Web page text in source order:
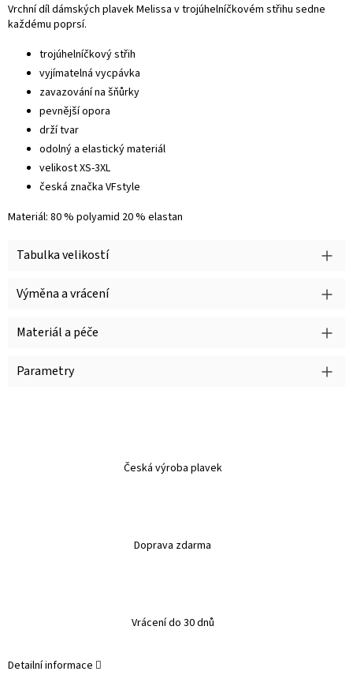
Tabulka velikostí
Výměna a vrácení
Materiál a péče
Parametry
Česká výroba plavek
Doprava zdarma
Vrácení do 30 dnů
Vrchní díl dámských plavek Melissa v trojúhelníčkovém střihu sedne
každému poprsí.
trojúhelníčkový střih
vyjímatelná vycpávka
zavazování na šňůrky
pevnější opora
drží tvar
odolný a elastický materiál
velikost XS-3XL
česká značka VFstyle
Materiál: 80 % polyamid 20 % elastan
Detailní informace